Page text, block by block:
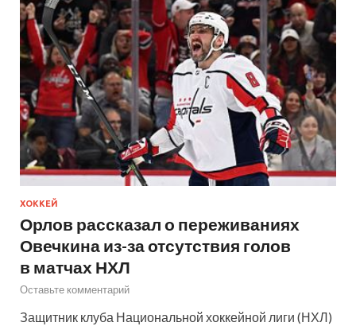
ХОККЕЙ
Орлов рассказал о переживаниях
Овечкина из-за отсутствия голов
в матчах НХЛ
Оставьте комментарий
Защитник клуба Национальной хоккейной лиги (НХЛ)